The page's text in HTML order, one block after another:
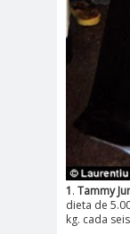
1. Tammy
dieta de
kg. cada